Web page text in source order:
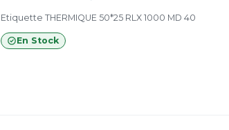
Etiquette THERMIQUE 50*25 RLX 1000 MD 40
En Stock